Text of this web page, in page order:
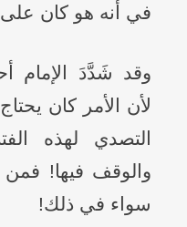
في أنه هو كان
وقد شَدَّدَ الإمام
لأن الأمر كان
التصدي لهذه
والوقف فيها!
سواء في ذلك!